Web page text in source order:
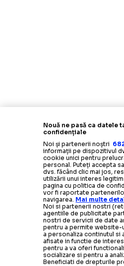
Nouă ne pasă ca datele
confidențiale
Noi și partenerii noștri
informații pe dispozitivul
cookie unici pentru
personal. Puteți accepta
dvs. făcând clic mai jos,
utilizării unui interes
pagina cu politica de
vor fi raportate
navigarea. Mai multe
Noi si partenerii nostri
agentiile de publicitate
nostri de servicii de date
pentru a permite website-
a personaliza continutul si
afisate in functie de
pentru a va oferi
socializare si pentru a
Beneficiati de drepturile